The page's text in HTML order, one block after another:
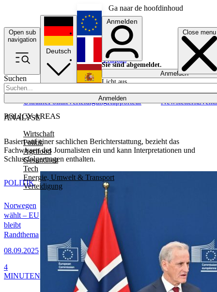
Ga naar de hoofdinhoud
Open sub
navigation
Close menu
Suchen
Anmelden
POLICY AREAS
Wirtschaft
Politik
Agrifood
Gesundheit
Tech
Energie, Umwelt & Transport
Verteidigung
UkrainePolitikVerteidigungRapporteur NewslettersEvents
Deutsch
English
Français
Anmelden
Sie sind abgemeldet.
Anmelden
Licht aus
ANALYSE
Basiert auf einer sachlichen Berichterstattung, bezieht das
Fachwissen des Journalisten ein und kann Interpretationen und
Schlussfolgerungen enthalten.
Norwegen
wählt – EU
bleibt
Randthema
08.09.2025
POLITIK
4
MINUTEN